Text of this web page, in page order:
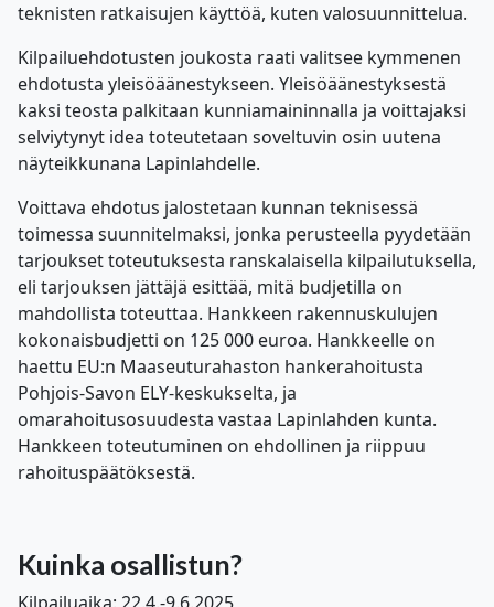
teknisten ratkaisujen käyttöä, kuten valosuunnittelua.
Kilpailuehdotusten joukosta raati valitsee kymmenen
ehdotusta yleisöäänestykseen. Yleisöäänestyksestä
kaksi teosta palkitaan kunniamaininnalla ja voittajaksi
selviytynyt idea toteutetaan soveltuvin osin uutena
näyteikkunana Lapinlahdelle.
Voittava ehdotus jalostetaan kunnan teknisessä
toimessa suunnitelmaksi, jonka perusteella pyydetään
tarjoukset toteutuksesta ranskalaisella kilpailutuksella,
eli tarjouksen jättäjä esittää, mitä budjetilla on
mahdollista toteuttaa. Hankkeen rakennuskulujen
kokonaisbudjetti on 125 000 euroa. Hankkeelle on
haettu EU:n Maaseuturahaston hankerahoitusta
Pohjois-Savon ELY-keskukselta, ja
omarahoitusosuudesta vastaa Lapinlahden kunta.
Hankkeen toteutuminen on ehdollinen ja riippuu
rahoituspäätöksestä.
Kuinka osallistun?